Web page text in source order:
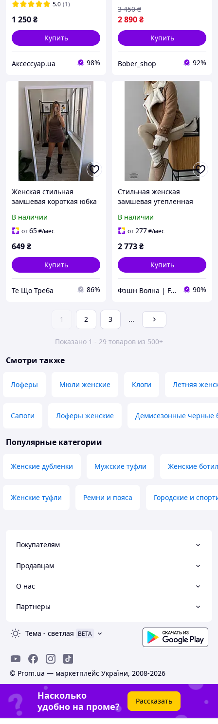
5.0 (1)
1 250₴
Купить
Аксессуар.ua 98%
коричневого цвета
2 890₴
3 450 ₴
Купить
Bober_shop 92%
Женская стильная
замшевая короткая юбка
цвета 42-44 46-48
В наличии
от65₴/мес
649₴
Купить
Те Що Треба 86%
Стильная женская
замшевая утепленная
коричневого цвета S M
В наличии
от277₴/мес
2 773₴
Купить
Фэшн Волна | Fashion Wave 90%
1 2 3 ...
Показано 1 - 29 товаров из 500+
Смотри также
Лоферы Мюли женские Клоги Летняя
Сапоги Лоферы женские Демисезонные черные
Популярные категории
Женские дубленки Мужские туфли Женские
Женские туфли Ремни и пояса Городские и
Покупателям
Продавцам
О нас
Партнеры
Тема - светлая BETA
© Prom.ua — маркетплейс України, 2008-2026
Насколько
удобно на проме?
Рассказать